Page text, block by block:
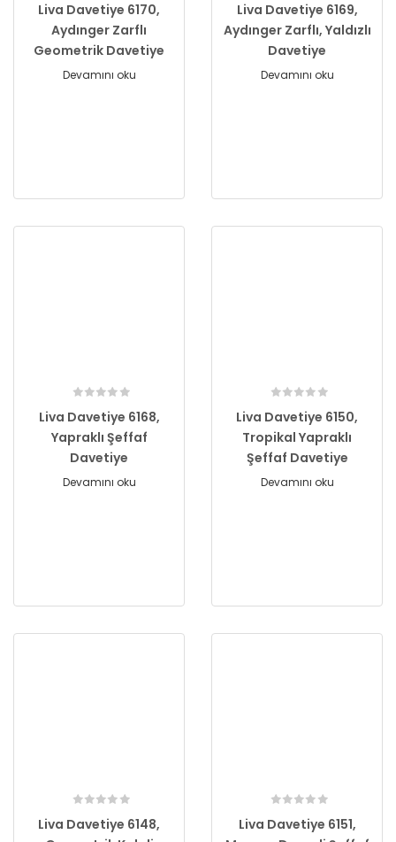
Liva Davetiye 6170,
Aydınger Zarflı
Geometrik Davetiye
Devamını oku
Liva Davetiye 6169,
Aydınger Zarflı, Yaldızlı
Davetiye
Devamını oku
Liva Davetiye 6168,
Yapraklı Şeffaf
Davetiye
Devamını oku
Liva Davetiye 6150,
Tropikal Yapraklı
Şeffaf Davetiye
Devamını oku
Liva Davetiye 6148,
Liva Davetiye 6151,